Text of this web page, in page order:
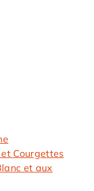
Courgettes
et aux